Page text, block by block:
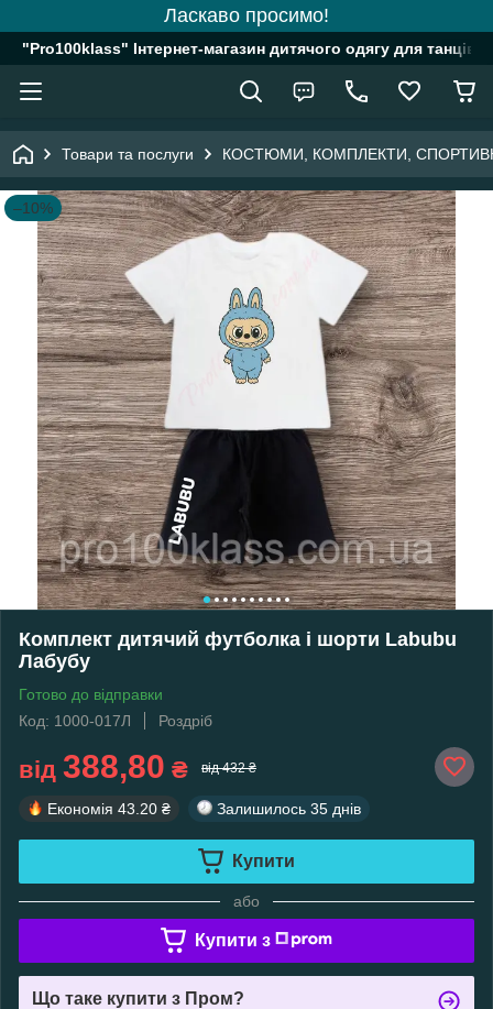
Ласкаво просимо!
"Pro100klass" Інтернет-магазин дитячого одягу для танців,
Товари та послуги КОСТЮМИ, КОМПЛЕКТИ,
–10%
Комплект дитячий футболка і шорти Labubu
Лабубу
Готово до відправки
Код: 1000-017Л
Роздріб
від 388,80 ₴ від 432 ₴
Економія 43.20 ₴ Залишилось 35 днів
Купити
або
Купити з
Що таке купити з Пром?